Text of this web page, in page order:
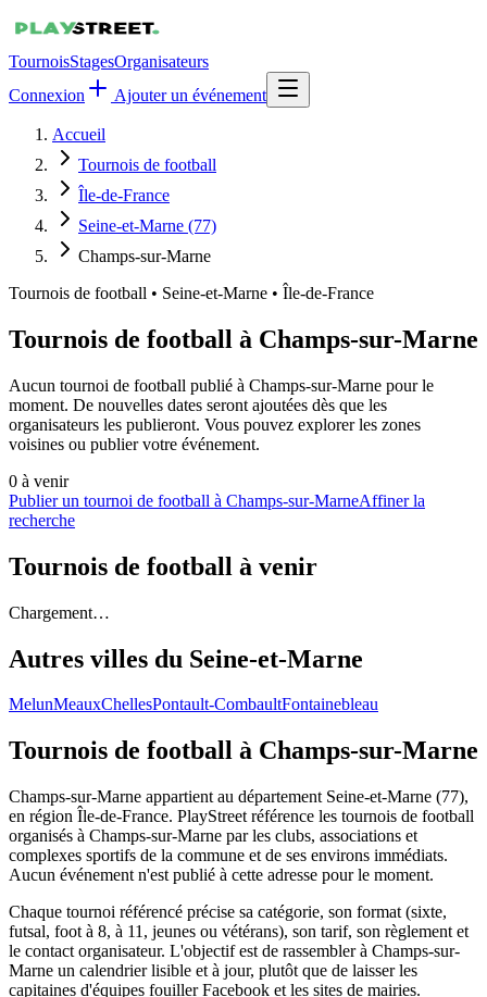
TournoisStagesOrganisateurs
Connexion
Ajouter un événement
Accueil
Tournois de football
Île-de-France
Seine-et-Marne (77)
Champs-sur-Marne
Tournois de football • Seine-et-Marne • Île-de-France
Tournois de football à Champs-sur-Marne
Aucun tournoi de football publié à Champs-sur-Marne pour le
moment. De nouvelles dates seront ajoutées dès que les
organisateurs les publieront. Vous pouvez explorer les zones
voisines ou publier votre événement.
0 à venir
Publier un tournoi de football à Champs-sur-MarneAffiner la
recherche
Tournois de football à venir
Chargement…
Autres villes du Seine-et-Marne
MelunMeauxChellesPontault-CombaultFontainebleau
Tournois de football à Champs-sur-Marne
Champs-sur-Marne appartient au département Seine-et-Marne (77),
en région Île-de-France. PlayStreet référence les tournois de football
organisés à Champs-sur-Marne par les clubs, associations et
complexes sportifs de la commune et de ses environs immédiats.
Aucun événement n'est publié à cette adresse pour le moment.
Chaque tournoi référencé précise sa catégorie, son format (sixte,
futsal, foot à 8, à 11, jeunes ou vétérans), son tarif, son règlement et
le contact organisateur. L'objectif est de rassembler à Champs-sur-
Marne un calendrier lisible et à jour, plutôt que de laisser les
capitaines d'équipes fouiller Facebook et les sites de mairies.